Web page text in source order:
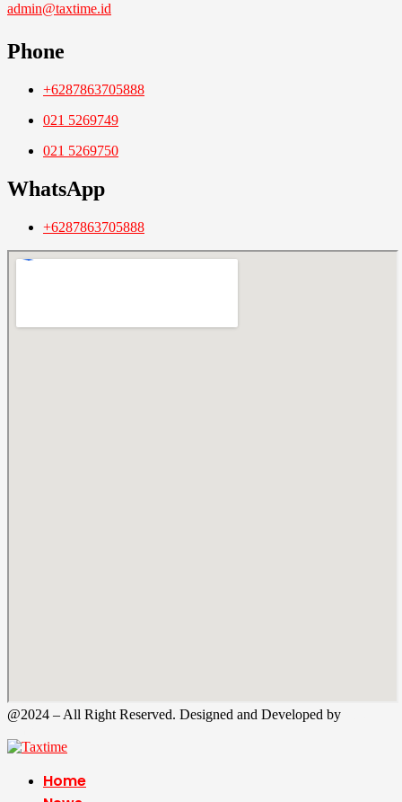
admin@taxtime.id
Phone
+6287863705888
021 5269749
021 5269750
WhatsApp
+6287863705888
@2024 – All Right Reserved. Designed and Developed by
Home